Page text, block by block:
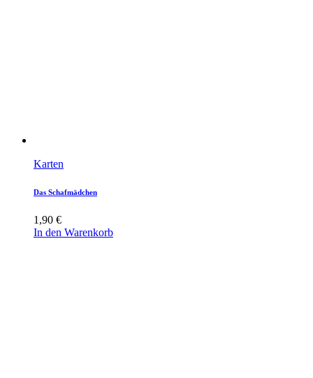
Karten
Das Schafmädchen
1,90 €
In den Warenkorb